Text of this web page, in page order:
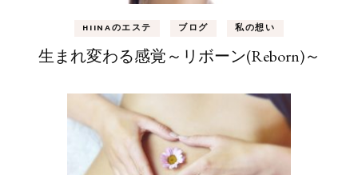
HIINAのエステ ブログ 私の想い
生まれ変わる感覚～リボーン(Reborn)～